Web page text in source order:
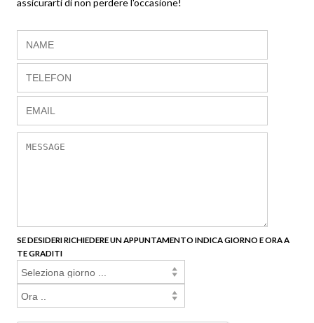
assicurarti di non perdere l'occasione!
SE DESIDERI RICHIEDERE UN APPUNTAMENTO INDICA GIORNO E ORA A
TE GRADITI